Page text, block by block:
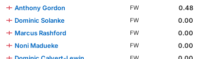
Anthony Gordon
FW
0.48
Dominic Solanke
FW
0.00
Marcus Rashford
FW
0.00
Noni Madueke
FW
0.00